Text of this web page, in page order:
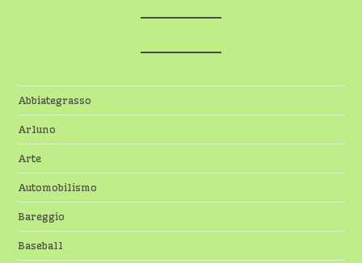
Abbiategrasso
Arluno
Arte
Automobilismo
Bareggio
Baseball